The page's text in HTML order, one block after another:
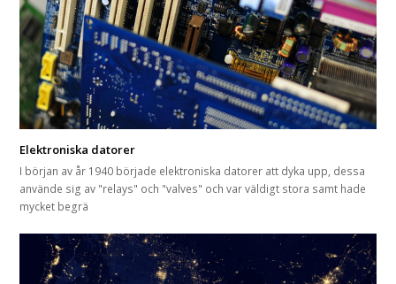
Elektroniska datorer
I början av år 1940 började elektroniska datorer att dyka upp, dessa
använde sig av "relays" och "valves" och var väldigt stora samt hade
mycket begrä